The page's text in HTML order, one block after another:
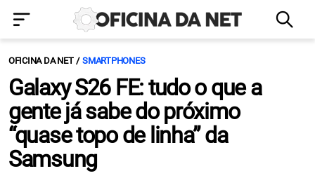
OFICINA DA NET SMARTPHONES
Galaxy S26 FE: tudo o que a
gente já sabe do próximo
“quase topo de linha” da
Samsung